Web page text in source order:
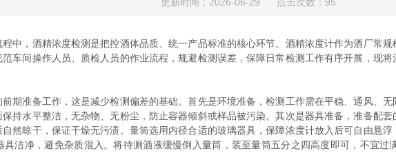
，酒精浓度检测是把控酒体品质、统一产品标准的核心环节。酒精浓度计作为酒厂常
车间操作人员、质检人员的作业流程，规避检测误差，保障日常检测工作有序开展，现
准备工作，这是减少检测偏差的基础。首先是环境准备，检测工作需在平稳、通风、
持水平整洁，无杂物、无粉尘，防止容器倾斜或样品被污染。其次是器具准备，准备配
然晾干，保证干燥无污渍。量筒选用内径合适的玻璃器具，保障浓度计放入后可自由悬
洁净，避免杂质混入。将待测酒液缓慢倒入量筒，装至量筒五分之四高度即可，不宜